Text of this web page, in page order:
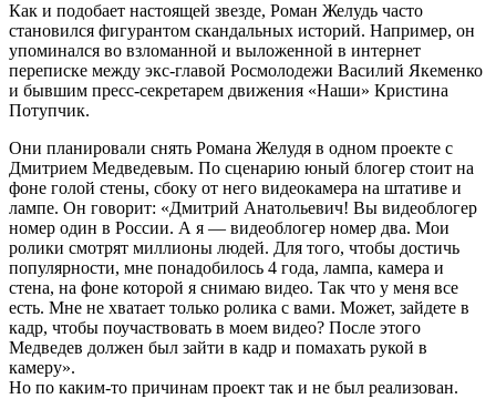
Как и подобает настоящей звезде, Роман Желудь часто
становился фигурантом скандальных историй. Например, он
упоминался во взломанной и выложенной в интернет
переписке между экс-главой Росмолодежи Василий Якеменко
и бывшим пресс-секретарем движения «Наши» Кристина
Потупчик.
Они планировали снять Романа Желудя в одном проекте с
Дмитрием Медведевым. По сценарию юный блогер стоит на
фоне голой стены, сбоку от него видеокамера на штативе и
лампе. Он говорит: «Дмитрий Анатольевич! Вы видеоблогер
номер один в России. А я — видеоблогер номер два. Мои
ролики смотрят миллионы людей. Для того, чтобы достичь
популярности, мне понадобилось 4 года, лампа, камера и
стена, на фоне которой я снимаю видео. Так что у меня все
есть. Мне не хватает только ролика с вами. Может, зайдете в
кадр, чтобы поучаствовать в моем видео? После этого
Медведев должен был зайти в кадр и помахать рукой в
камеру».
Но по каким-то причинам проект так и не был реализован.